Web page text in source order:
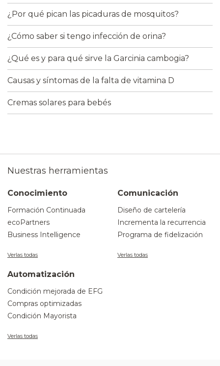
¿Por qué pican las picaduras de mosquitos?
¿Cómo saber si tengo infección de orina?
¿Qué es y para qué sirve la Garcinia cambogia?
Causas y síntomas de la falta de vitamina D
Cremas solares para bebés
Nuestras herramientas
Conocimiento
Formación Continuada
ecoPartners
Business Intelligence
Verlas todas
Comunicación
Diseño de cartelería
Incrementa la recurrencia
Programa de fidelización
Verlas todas
Automatización
Condición mejorada de EFG
Compras optimizadas
Condición Mayorista
Verlas todas